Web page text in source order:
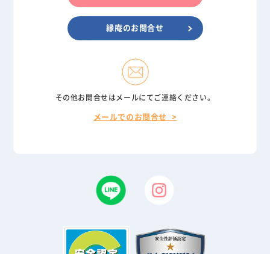
縁庵のお問合せ
その他お問合せはメールにてご連絡ください。
メールでのお問合せ >